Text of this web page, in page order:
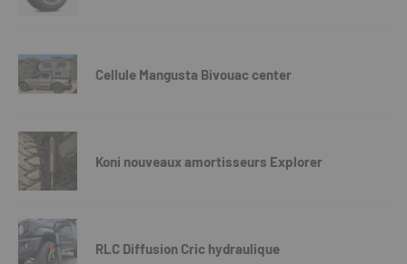
Cellule Mangusta Bivouac center
Koni nouveaux amortisseurs Explorer
RLC Diffusion Cric hydraulique